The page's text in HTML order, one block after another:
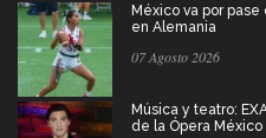
México va por
en Alemania
07 Agosto 2026
Música y teatro:
de la Ópera México